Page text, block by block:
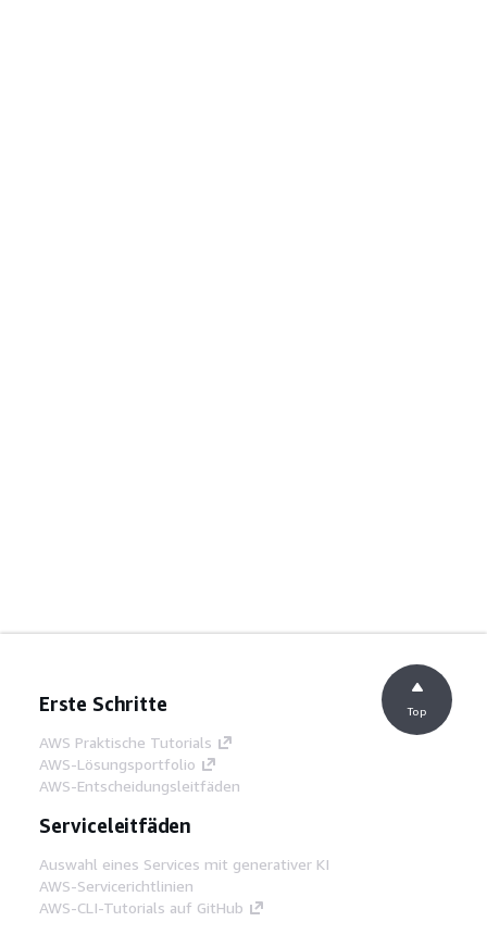
Erste Schritte
AWS Praktische Tutorials
AWS-Lösungsportfolio
AWS-Entscheidungsleitfäden
Serviceleitfäden
Auswahl eines Services mit generativer KI
AWS-Servicerichtlinien
AWS-CLI-Tutorials auf GitHub
Top